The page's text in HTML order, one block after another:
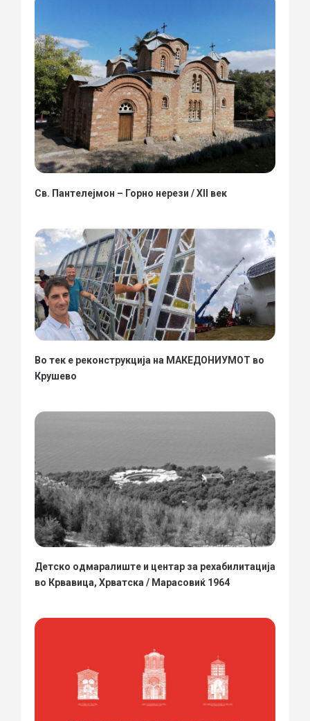
Св. Пантелејмон – Горно нерези / XII век
Во тек е реконструкција на МАКЕДОНИУМОТ во
Крушево
Детско одмаралиште и центар за рехабилитација
во Крвавица, Хрватска / Марасовиќ 1964